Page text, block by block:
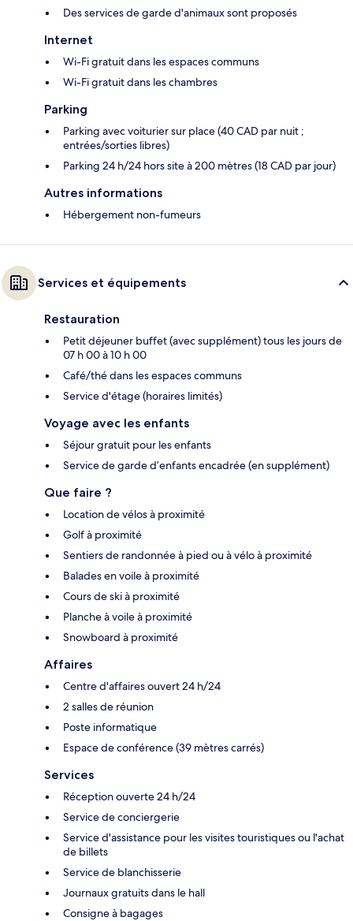
Des services de garde d'animaux sont proposés
Internet
Wi-Fi gratuit dans les espaces communs
Wi-Fi gratuit dans les chambres
Parking
Parking avec voiturier sur place (40 CAD par nuit ;
entrées/sorties libres)
Parking 24 h/24 hors site à 200 mètres (18 CAD par jour)
Autres informations
Hébergement non-fumeurs
Services et équipements
Restauration
Petit déjeuner buffet (avec supplément) tous les jours de
07 h 00 à 10 h 00
Café/thé dans les espaces communs
Service d'étage (horaires limités)
Voyage avec les enfants
Séjour gratuit pour les enfants
Service de garde d’enfants encadrée (en supplément)
Que faire ?
Location de vélos à proximité
Golf à proximité
Sentiers de randonnée à pied ou à vélo à proximité
Balades en voile à proximité
Cours de ski à proximité
Planche à voile à proximité
Snowboard à proximité
Affaires
Centre d'affaires ouvert 24 h/24
2 salles de réunion
Poste informatique
Espace de conférence (39 mètres carrés)
Services
Réception ouverte 24 h/24
Service de conciergerie
Service d'assistance pour les visites touristiques ou l'achat
de billets
Service de blanchisserie
Journaux gratuits dans le hall
Consigne à bagages